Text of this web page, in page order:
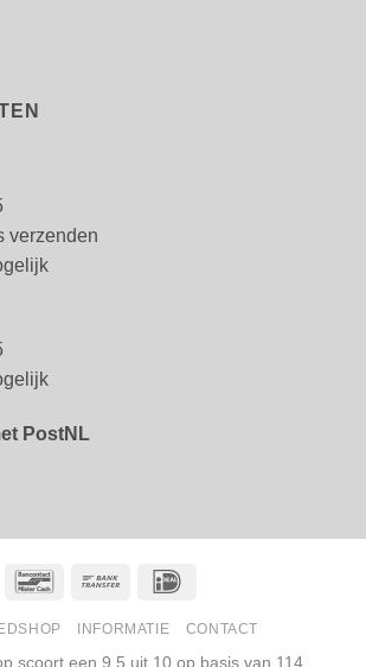
verzenden
PostNL
BancontactBank
INFORMATIE CONTACT
scoort een 9.5 uit 10op basis van 114